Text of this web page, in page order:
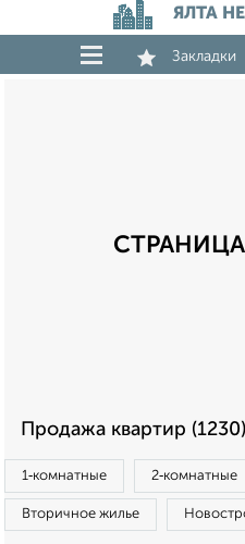
ЯЛТА
Закладки
Продажа квартир (1230)
1‑комнатные 2‑комнатные
Вторичное жилье